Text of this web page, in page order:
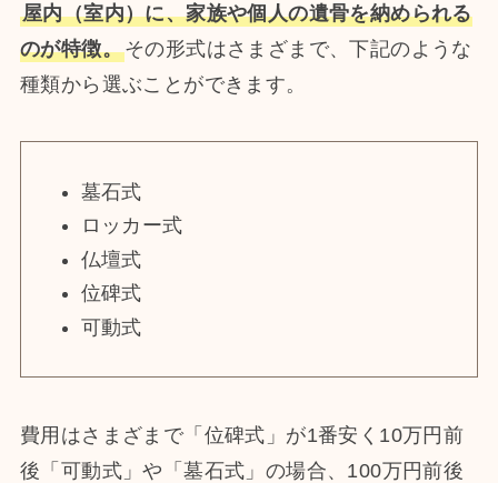
屋内（室内）に、家族や個人の遺骨を納められる
のが特徴。その形式はさまざまで、下記のような
種類から選ぶことができます。
墓石式
ロッカー式
仏壇式
位碑式
可動式
費用はさまざまで「位碑式」が1番安く10万円前
後「可動式」や「墓石式」の場合、100万円前後